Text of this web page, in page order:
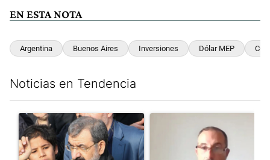
EN ESTA NOTA
Argentina Buenos Aires Inversiones Dólar MEP CCL
Noticias en Tendencia
Un artículo de tendencia con el título "Irán nombró al ideólogo